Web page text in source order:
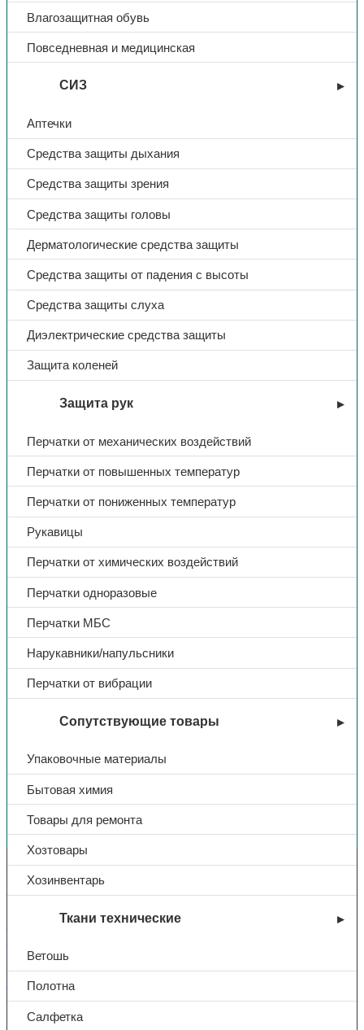
Влагозащитная обувь
Повседневная и медицинская
СИЗ
Аптечки
Средства защиты дыхания
Средства защиты зрения
Средства защиты головы
Дерматологические средства защиты
Средства защиты от падения с высоты
Средства защиты слуха
Диэлектрические средства защиты
Защита коленей
Защита рук
Перчатки от механических воздействий
Перчатки от повышенных температур
Перчатки от пониженных температур
Рукавицы
Перчатки от химических воздействий
Перчатки одноразовые
Перчатки МБС
Нарукавники/напульсники
Перчатки от вибрации
Сопутствующие товары
Упаковочные материалы
Бытовая химия
Товары для ремонта
Хозтовары
Хозинвентарь
Ткани технические
Ветошь
Полотна
Салфетка
Вы недавно смотрели
Контакты
+7 (831) 214-01-31
101@adk52.ru